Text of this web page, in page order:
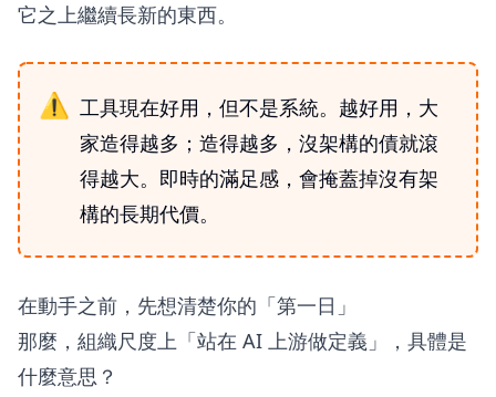
它之上繼續長新的東西。
工具現在好用，但不是系統。越好用，大
家造得越多；造得越多，沒架構的債就滾
得越大。即時的滿足感，會掩蓋掉沒有架
構的長期代價。
在動手之前，先想清楚你的「第一日」
那麼，組織尺度上「站在 AI 上游做定義」，具體是
什麼意思？